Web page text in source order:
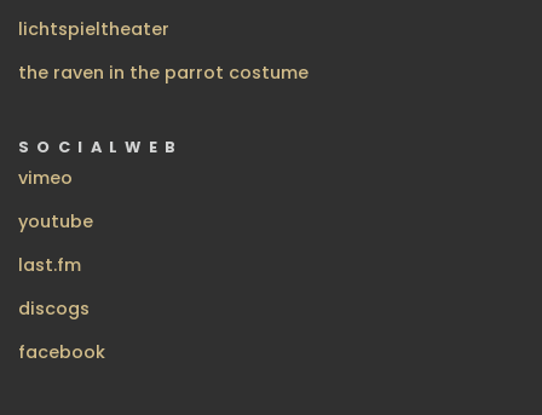
lichtspieltheater
the raven in the parrot costume
SOCIALWEB
vimeo
youtube
last.fm
discogs
facebook